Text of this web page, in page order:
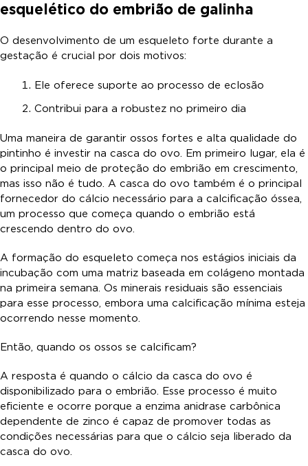
esquelético do embrião de galinha
O desenvolvimento de um esqueleto forte durante a
gestação é crucial por dois motivos:
Ele oferece suporte ao processo de eclosão
Contribui para a robustez no primeiro dia
Uma maneira de garantir ossos fortes e alta qualidade do
pintinho é investir na casca do ovo. Em primeiro lugar, ela é
o principal meio de proteção do embrião em crescimento,
mas isso não é tudo. A casca do ovo também é o principal
fornecedor do cálcio necessário para a calcificação óssea,
um processo que começa quando o embrião está
crescendo dentro do ovo.
A formação do esqueleto começa nos estágios iniciais da
incubação com uma matriz baseada em colágeno montada
na primeira semana. Os minerais residuais são essenciais
para esse processo, embora uma calcificação mínima esteja
ocorrendo nesse momento.
Então, quando os ossos se calcificam?
A resposta é quando o cálcio da casca do ovo é
disponibilizado para o embrião. Esse processo é muito
eficiente e ocorre porque a enzima anidrase carbônica
dependente de zinco é capaz de promover todas as
condições necessárias para que o cálcio seja liberado da
casca do ovo.